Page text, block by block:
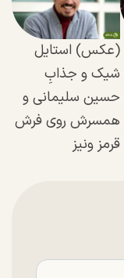
(عکس) استایل
شیک و جذابِ
حسین سلیمانی و
همسرش روی فرش
قرمز ونیز